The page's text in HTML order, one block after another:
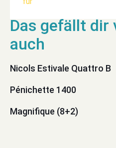
Nicols Estivale Quattro B
Pénichette 1400
Magnifique (8+2)